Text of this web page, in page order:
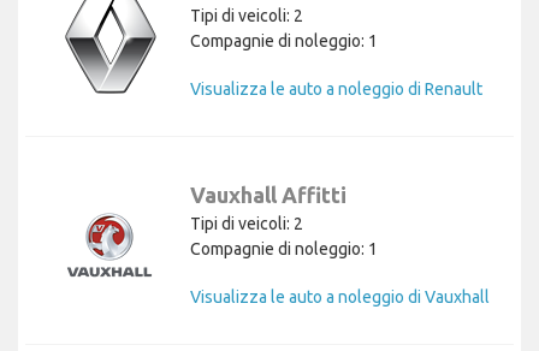
Tipi di veicoli: 2
Compagnie di noleggio: 1
Visualizza le auto a noleggio di Renault
Vauxhall Affitti
Tipi di veicoli: 2
Compagnie di noleggio: 1
Visualizza le auto a noleggio di Vauxhall